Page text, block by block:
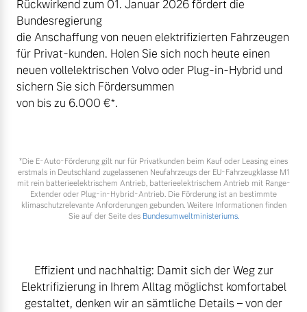
Fahrzeug konfigurieren
Sofort verfügbare Fahrzeuge
Gebrauchtwagen
Die Neuwagenalternative
Mehr erfahren
Editionsmodelle
Jetzt kennenlernen
Sie erhalten bei uns eine
Volvo Winter- und
Sommer Kompletträder.
Bitte sprechen Sie uns
direkt an.
Frühjahrscheck
Entdecken Sie unsere
saisonalen Angebote.
Rückwirkend zum 01. Januar 2026 fördert die
Bundesregierung
die Anschaffung von neuen elektrifizierten Fahrzeugen
für Privat-kunden. Holen Sie sich noch heute einen
neuen vollelektrischen Volvo oder Plug-in-Hybrid und
sichern Sie sich Fördersummen
von bis zu 6.000 €⁠*.
*Die E‑Auto-Förderung gilt nur für Privatkunden beim Kauf oder Leasing eines
erstmals in Deutschland zugelassenen Neufahrzeugs der EU-Fahrzeugklasse M1
mit rein batterieelektrischem Antrieb, batterieelektrischem Antrieb mit Range-
Extender oder Plug-in-Hybrid-Antrieb. Die Förderung ist an bestimmte
klimaschutzrelevante Anforderungen gebunden. Weitere Informationen finden
Sie auf der Seite des Bundesumweltministeriums.
Effizient und nachhaltig: Damit sich der Weg zur
Elektrifizierung in Ihrem Alltag möglichst komfortabel
gestaltet, denken wir an sämtliche Details – von der